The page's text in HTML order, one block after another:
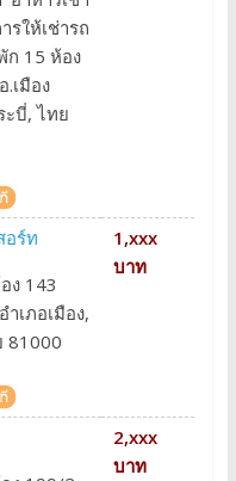
รให้เช่ารถ
ก 15 ห้อง
.เมือง
ะบี่, ไทย
อร์ท
ง 143
เภอเมือง,
81000
1,xxx
บาท
2,xxx
บาท